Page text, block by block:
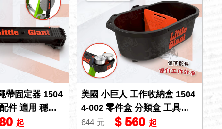
帶固定器 1504
件 適用 穩固
2.0 固定器
起
美國 小巨人 工作收納盒 1504
4-002 零件盒 分類盒 工具梯
安全梯 A字梯 配件
644 元 $ 560 起